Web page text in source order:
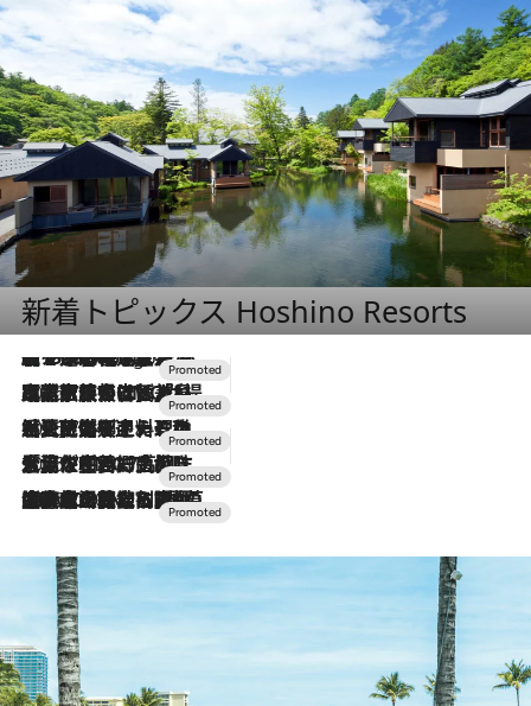
新着トピックス Hoshino Resorts
5 Hours Ago
【トンボの足水浴】ヒノキの香りに包まれて涼感マックス！約13℃の湧水かけ流しを避暑地「星野温泉 トンボの湯」で体験
2026.7.31
【ホテル帰省】という選択肢をOMOが提案。家族とほどよい距離を保つには「昼は実家、夜は気兼ねなくホテルで！」
2026.7.24
【夏限定ディナーコース】旬を迎える稚鮎や花ズッキーニなどをイタリア・トスカーナの郷土料理の手法で満喫！
2026.7.17
「土佐和ハーブかき氷」がOMO7高知に登場！生姜、山椒、大葉など目にも舌にも涼を呼ぶ郷土の味
2026.7.10
NEW OPEN！【界 草津】名湯の地に誕生。趣の異なる2種の温泉と上州ならではの会席・蕎麦割烹など美食を味わう究極の癒やし旅